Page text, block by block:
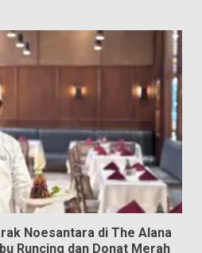
Noesantara di The Alana
Runcing dan Donat Merah